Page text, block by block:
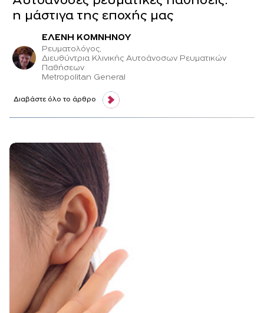
η μάστιγα της εποχής μας
ΕΛΕΝΗ ΚΟΜΝΗΝΟΥ
Ρευματολόγος,
Διευθύντρια Κλινικής Αυτοάνοσων Ρευματικών
Παθήσεων
Μetropolitan General
Διαβάστε όλο το άρθρο